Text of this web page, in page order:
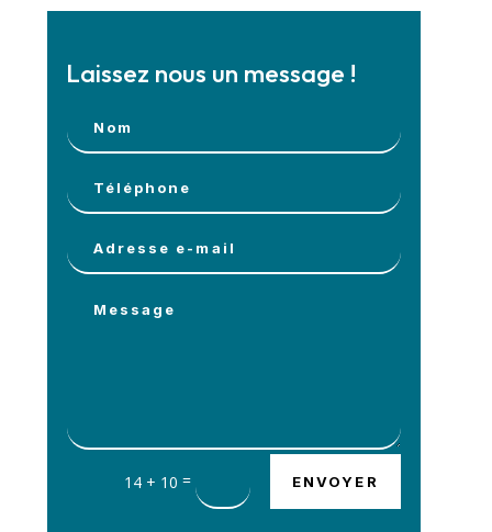
Laissez nous un message !
14 + 10 = ENVOYER